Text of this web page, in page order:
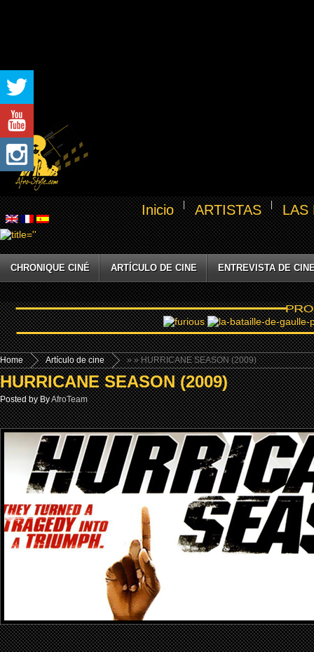
Inicio ARTISTAS LAS
CHRONIQUE CINÉ ARTÍCULO DE CINE ENTREVISTA DE
Home »
Artículo de cine » HURRICANE SEASON (2009)
HURRICANE SEASON (2009)
Posted by ByAfroTeam